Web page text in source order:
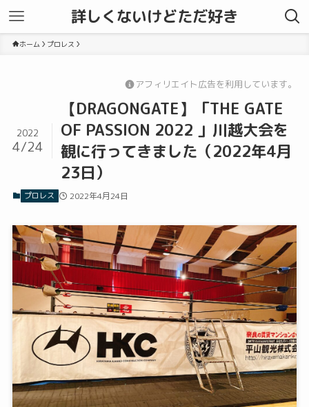
詳しくないけどただ好き
ホーム プロレス
アフィリエイト広告を利用しています。
【DRAGONGATE】「THE GATE
OF PASSION 2022 」川越大会を
観に行ってきました（2022年4月
23日）
2022
4/24
プロレス 2022年4月24日